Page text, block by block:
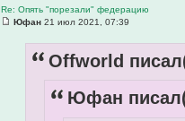
Re: Опять "порезали" федерацию
Юфан 21 июл 2021, 07:39
Offworld
Юфан